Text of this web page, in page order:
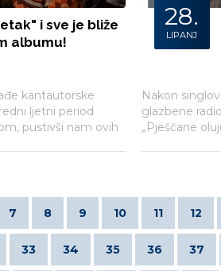
i sve je bliže
albumu!
kantautorske
ljetni period
pustivši nam ovih
28.
LIPANJ
Nakon
glazbene
„Pješčane
7 8 9 10 11 12
33 34 35 36 37